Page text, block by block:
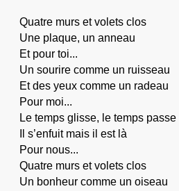
Quatre murs et volets clos
Une plaque, un anneau
Et pour toi...
Un sourire comme un ruisseau
Et des yeux comme un radeau
Pour moi...
Le temps glisse, le temps passe
Il s’enfuit mais il est là
Pour nous...
Quatre murs et volets clos
Un bonheur comme un oiseau